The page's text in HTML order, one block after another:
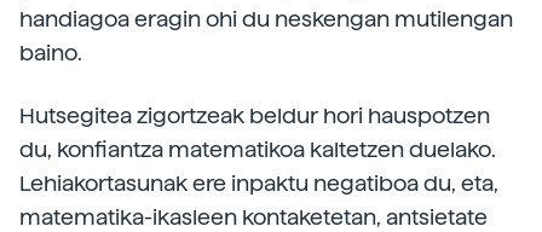
handiagoa eragin ohi du neskengan mutilengan
baino.
Hutsegitea zigortzeak beldur hori hauspotzen
du, konfiantza matematikoa kaltetzen duelako.
Lehiakortasunak ere inpaktu negatiboa du, eta,
matematika-ikasleen kontaketetan, antsietate